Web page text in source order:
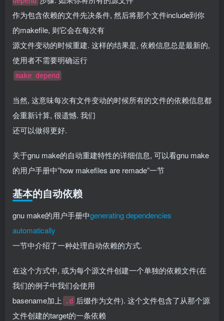
作为包含依赖的文件先决条件, 然后将那个文件include到你
的makefile, 则它会在每次有
源文件变动的时候重建. 这样的结果是, 依赖信息总是最新的,
使用者不需要明确运行
make depend
当然, 这意味每次有文件变动的时候所有的文件的依赖信息都
会重新计算, 很遗憾. 我们
还可以做得更好.
关于gnu make的自动重建特性的详细信息, 可以看gnu make
的用户手册中”how makefiles are remade”一节
基本的自动依赖
gnu make的用户手册中generating dependencies
automatically
一节中介绍了一种处理自动依赖的方式.
在这个方式中, 或为每个源文件创建一个单独的依赖文件(在
我们的例子中我们会使用
basename加上
.d
后缀作为文件). 这个文件包含了从那个源
文件创建的target的一条依赖